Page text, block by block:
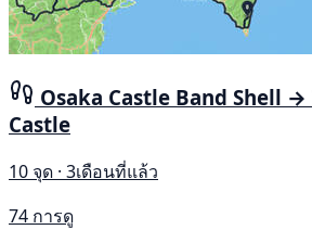
Osaka Castle Band Shell
Castle
10 จุด · 3เดือนที่แล้ว
74 การดู